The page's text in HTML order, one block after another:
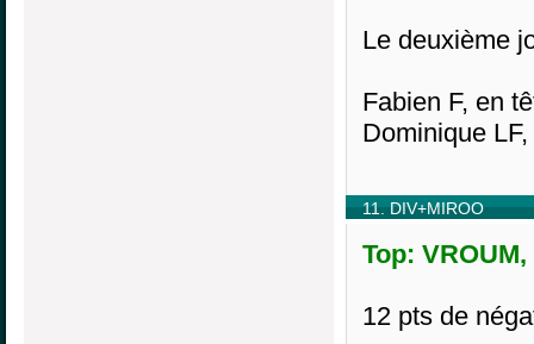
Le deuxième
Fabien F, en
Dominique
11. DIV+MIROO
Top:
12 pts de